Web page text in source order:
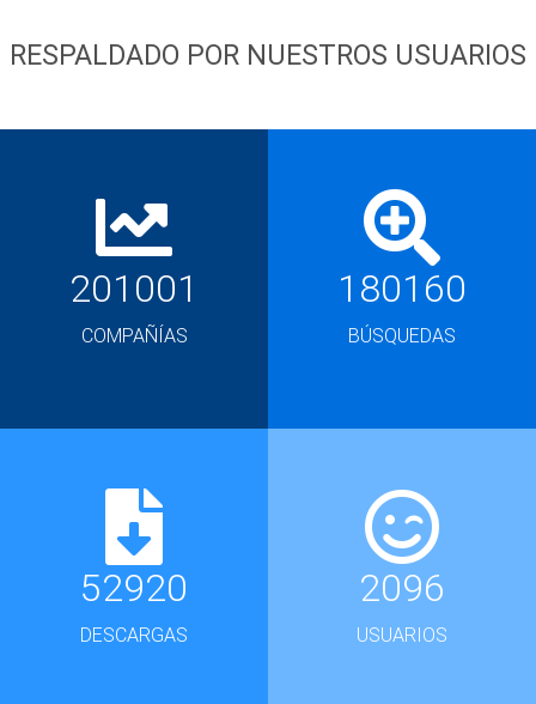
RESPALDADO POR NUESTROS USUARIOS
201001
COMPAÑÍAS
180160
BÚSQUEDAS
52920
DESCARGAS
2096
USUARIOS